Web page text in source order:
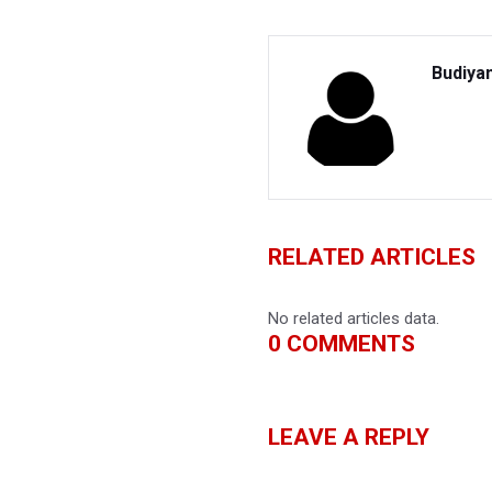
RELATED ARTICLES
No related articles data.
0 COMMENTS
LEAVE A REPLY